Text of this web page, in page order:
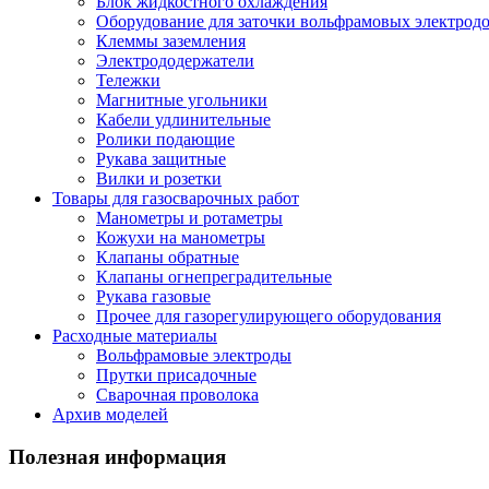
Оборудование для заточки вольфрамовых
Клеммы заземления
Электрододержатели
Тележки
Магнитные угольники
Кабели удлинительные
Ролики подающие
Рукава защитные
Вилки и розетки
Товары для газосварочных работ
Манометры и ротаметры
Кожухи на манометры
Клапаны обратные
Клапаны огнепреградительные
Рукава газовые
Прочее для газорегулирующего оборудования
Расходные материалы
Вольфрамовые электроды
Прутки присадочные
Сварочная проволока
Архив моделей
Полезная информация